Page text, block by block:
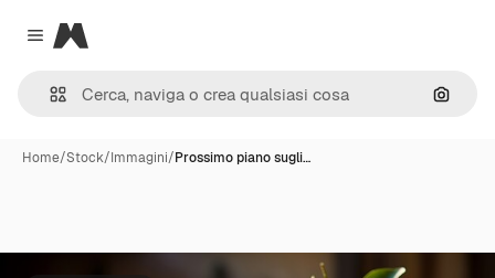
Close menu
Magnific
Cerca
Home/Stock/Immagini/Prossimo piano sugli…